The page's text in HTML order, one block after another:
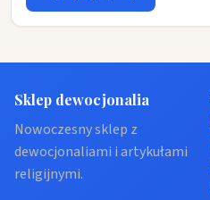
Sklep dewocjonalia
Nowoczesny sklep z
dewocjonaliami i artykułami
religijnymi.